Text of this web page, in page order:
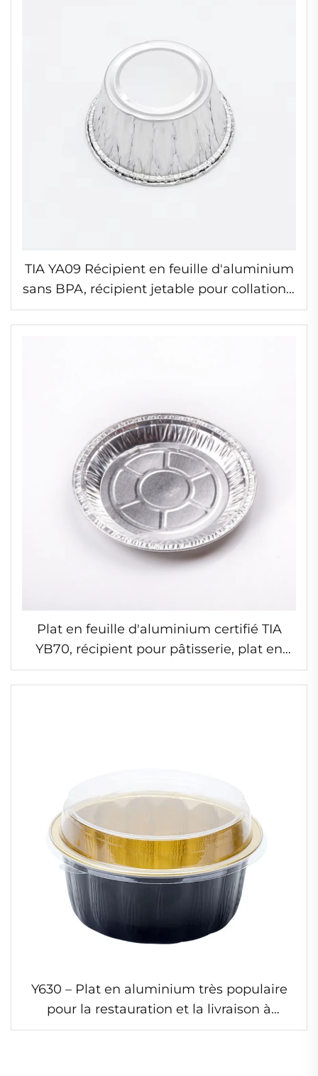
TIA YA09 Récipient en feuille d'aluminium
sans BPA, récipient jetable pour collations,
plateau en aluminium sûr pour micro-
ondes, idéal pour le rangement de
Plat en feuille d'aluminium certifié TIA
YB70, récipient pour pâtisserie, plat en
feuille résistant à la température pour
boutiques de boulangerie
Y630 – Plat en aluminium très populaire
pour la restauration et la livraison à
emporter, plat à rôtir résistant aux rides,